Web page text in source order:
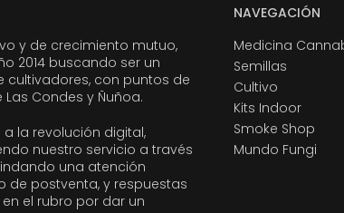
y de crecimiento mutuo,
2014 buscando ser un
cultivadores, con puntos de
Condes y Ñuñoa.
la revolución digital,
nuestro servicio a través
una atención
de postventa, y respuestas
el rubro por dar un
NAVEGACIÓN
Medicina
Semillas
Cultivo
Kits Indoor
Smoke Shop
Mundo Fungi